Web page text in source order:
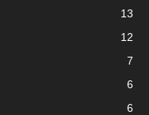
13
12
7
6
6